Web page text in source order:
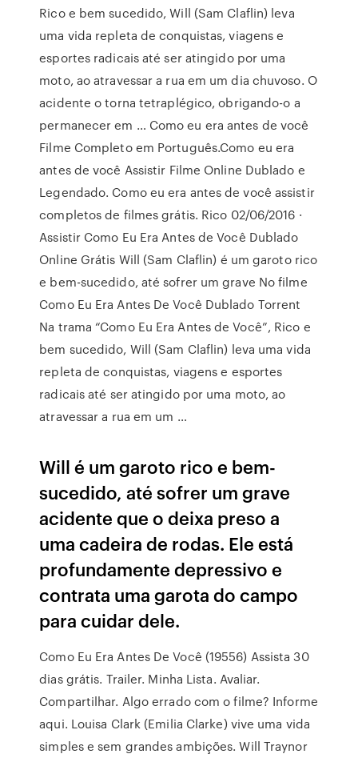
Rico e bem sucedido, Will (Sam Claflin) leva
uma vida repleta de conquistas, viagens e
esportes radicais até ser atingido por uma
moto, ao atravessar a rua em um dia chuvoso. O
acidente o torna tetraplégico, obrigando-o a
permanecer em … Como eu era antes de você
Filme Completo em Português.Como eu era
antes de você Assistir Filme Online Dublado e
Legendado. Como eu era antes de você assistir
completos de filmes grátis. Rico 02/06/2016 ·
Assistir Como Eu Era Antes de Você Dublado
Online Grátis Will (Sam Claflin) é um garoto rico
e bem-sucedido, até sofrer um grave No filme
Como Eu Era Antes De Você Dublado Torrent
Na trama “Como Eu Era Antes de Você”, Rico e
bem sucedido, Will (Sam Claflin) leva uma vida
repleta de conquistas, viagens e esportes
radicais até ser atingido por uma moto, ao
atravessar a rua em um …
Will é um garoto rico e bem-
sucedido, até sofrer um grave
acidente que o deixa preso a
uma cadeira de rodas. Ele está
profundamente depressivo e
contrata uma garota do campo
para cuidar dele.
Como Eu Era Antes De Você (19556) Assista 30
dias grátis. Trailer. Minha Lista. Avaliar.
Compartilhar. Algo errado com o filme? Informe
aqui. Louisa Clark (Emilia Clarke) vive uma vida
simples e sem grandes ambições. Will Traynor